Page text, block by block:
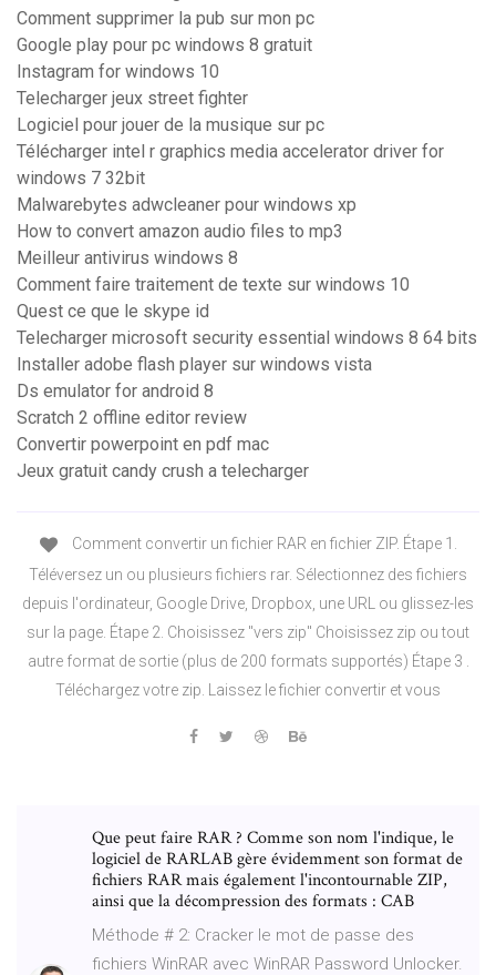
Comment supprimer la pub sur mon pc
Google play pour pc windows 8 gratuit
Instagram for windows 10
Telecharger jeux street fighter
Logiciel pour jouer de la musique sur pc
Télécharger intel r graphics media accelerator driver for
windows 7 32bit
Malwarebytes adwcleaner pour windows xp
How to convert amazon audio files to mp3
Meilleur antivirus windows 8
Comment faire traitement de texte sur windows 10
Quest ce que le skype id
Telecharger microsoft security essential windows 8 64 bits
Installer adobe flash player sur windows vista
Ds emulator for android 8
Scratch 2 offline editor review
Convertir powerpoint en pdf mac
Jeux gratuit candy crush a telecharger
Comment convertir un fichier RAR en fichier ZIP. Étape 1.
Téléversez un ou plusieurs fichiers rar. Sélectionnez des fichiers
depuis l'ordinateur, Google Drive, Dropbox, une URL ou glissez-les
sur la page. Étape 2. Choisissez "vers zip" Choisissez zip ou tout
autre format de sortie (plus de 200 formats supportés) Étape 3 .
Téléchargez votre zip. Laissez le fichier convertir et vous
Que peut faire RAR ? Comme son nom l'indique, le
logiciel de RARLAB gère évidemment son format de
fichiers RAR mais également l'incontournable ZIP,
ainsi que la décompression des formats : CAB
Méthode # 2: Cracker le mot de passe des
fichiers WinRAR avec WinRAR Password Unlocker.